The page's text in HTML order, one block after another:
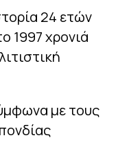
24 ετών
1997 χρονιά
με τους